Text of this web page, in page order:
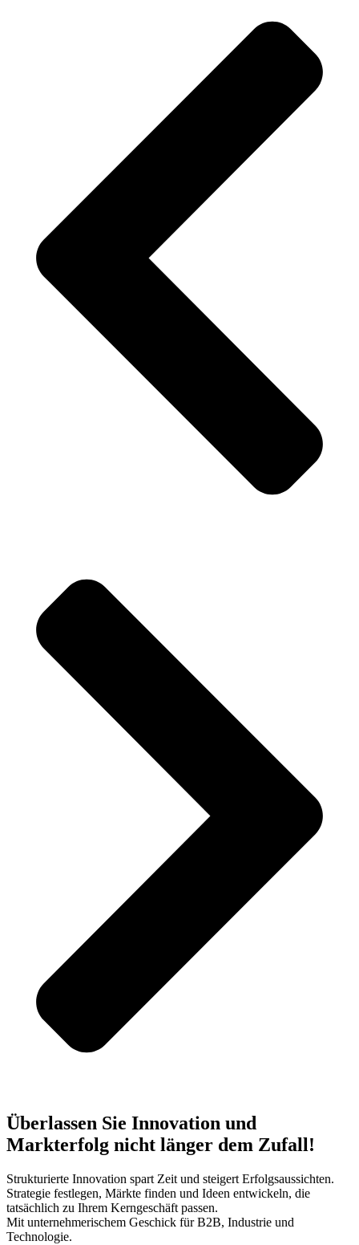
Überlassen Sie Innovation und
Markterfolg nicht länger dem Zufall!
Strukturierte Innovation spart Zeit und steigert Erfolgsaussichten.
Strategie festlegen, Märkte finden und Ideen entwickeln, die
tatsächlich zu Ihrem Kerngeschäft passen.
Mit unternehmerischem Geschick für B2B, Industrie und
Technologie.